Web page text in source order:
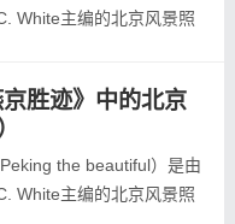
。小编将此书中的70多...
White主编的北京风景照
标有题名，照片四周都有
本书前有胡适先生的介
上海商务印书馆出版，中
。小编将此书中的70多...
胜迹》中的北京
Peking the beautiful）是由
White主编的北京风景照